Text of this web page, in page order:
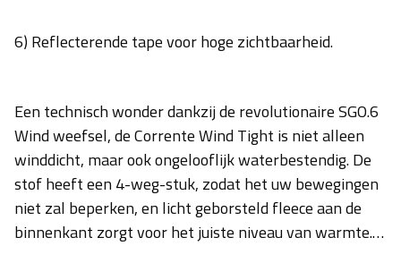
6) Reflecterende tape voor hoge zichtbaarheid.
Een technisch wonder dankzij de revolutionaire SGO.6
Wind weefsel, de Corrente Wind Tight is niet alleen
winddicht, maar ook ongelooflijk waterbestendig. De
stof heeft een 4-weg-stuk, zodat het uw bewegingen
niet zal beperken, en licht geborsteld fleece aan de
binnenkant zorgt voor het juiste niveau van warmte.